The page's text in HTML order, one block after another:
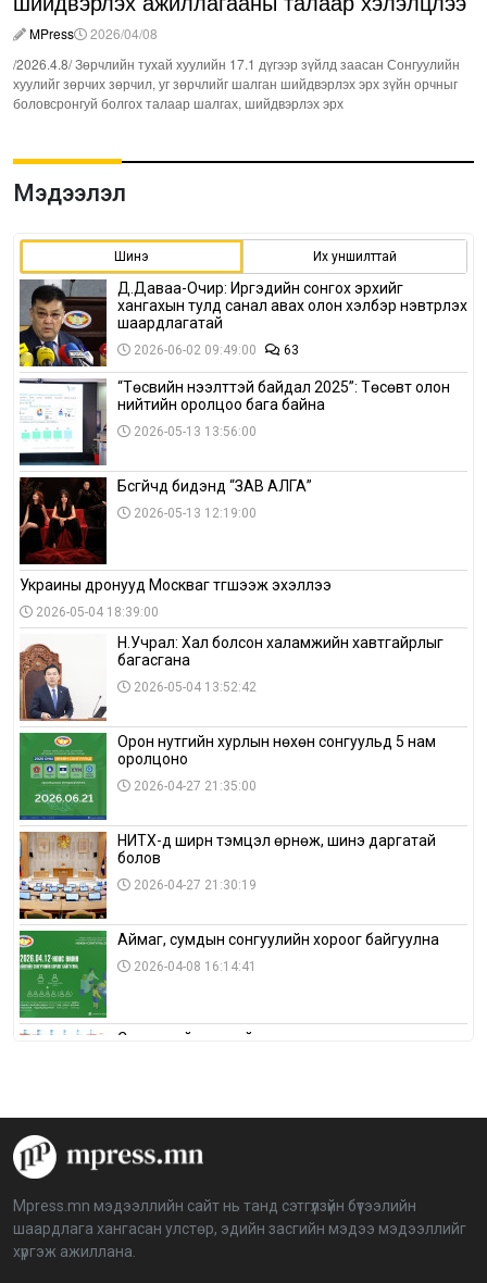
MPress
2026/04/08
/2026.4.8/ Зөрчлийн тухай хуулийн 17.1 дүгээр зүйлд заасан Сонгуулийн
хуулийг зөрчих зөрчил, уг зөрчлийг шалган шийдвэрлэх эрх зүйн орчныг
боловсронгуй болгох талаар шалгах, шийдвэрлэх эрх
Мэдээлэл
Шинэ Их уншилттай
Д.Даваа-Очир: Иргэдийн сонгох эрхийг
хангахын тулд санал авах олон хэлбэр нэвтрүүлэх
шаардлагатай
2026-06-02 09:49:00 63
“Төсвийн нээлттэй байдал 2025”: Төсөвт олон
нийтийн оролцоо бага байна
2026-05-13 13:56:00
Бүсгүйчүүд бидэнд “ЗАВ АЛГА”
2026-05-13 12:19:00
Украины дронууд Москваг түгшээж эхэллээ
2026-05-04 18:39:00
Н.Учрал: Хал болсон халамжийн хавтгайрлыг
багасгана
2026-05-04 13:52:42
Орон нутгийн хурлын нөхөн сонгуульд 5 нам
оролцоно
2026-04-27 21:35:00
НИТХ-д ширүүн тэмцэл өрнөж, шинэ даргатай
болов
2026-04-27 21:30:19
Аймаг, сумдын сонгуулийн хороог байгуулна
2026-04-08 16:14:41
Сонгуулийн хуулийн зөрчил, шалгах,
аймагт үргэлжилж байна
BTS-ийн тоглолтыг Netflix дэлхий даяар шууд
дамжуулна
Mpress.mn мэдээллийн сайт нь танд сэтгүүлзүйн бүтээлийн
шаардлага хангасан улстөр, эдийн засгийн мэдээ мэдээллийг
хүргэж ажиллана.